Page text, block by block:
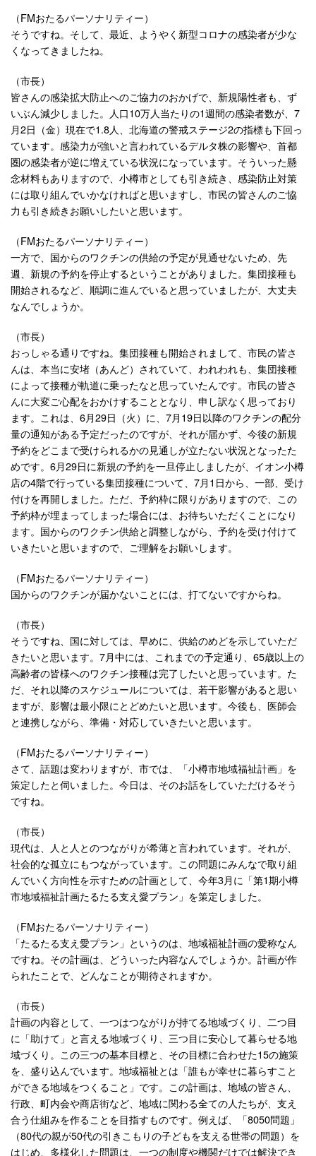
（FMおたるパーソナリティー）
そうですね。そして、最近、ようやく新型コロナの感染者が少な
くなってきましたね。
（市長）
皆さんの感染拡大防止へのご協力のおかげで、新規陽性者も、ず
いぶん減少しました。人口10万人当たりの1週間の感染者数が、7
月2日（金）現在で1.8人、北海道の警戒ステージ2の指標も下回っ
ています。感染力が強いと言われているデルタ株の影響や、首都
圏の感染者が逆に増えている状況になっています。そういった懸
念材料もありますので、小樽市としても引き続き、感染防止対策
には取り組んでいかなければと思いますし、市民の皆さんのご協
力も引き続きお願いしたいと思います。
（FMおたるパーソナリティー）
一方で、国からのワクチンの供給の予定が見通せないため、先
週、新規の予約を停止するということがありました。集団接種も
開始されるなど、順調に進んでいると思っていましたが、大丈夫
なんでしょうか。
（市長）
おっしゃる通りですね。集団接種も開始されまして、市民の皆さ
んは、本当に安堵（あんど）されていて、われわれも、集団接種
によって接種が軌道に乗ったなと思っていたんです。市民の皆さ
んに大変ご心配をおかけすることとなり、申し訳なく思っており
ます。これは、6月29日（火）に、7月19日以降のワクチンの配分
量の通知がある予定だったのですが、それが届かず、今後の新規
予約をどこまで受けられるかの見通しが立たない状況となったた
めです。6月29日に新規の予約を一旦停止しましたが、イオン小樽
店の4階で行っている集団接種について、7月1日から、一部、受け
付けを再開しました。ただ、予約枠に限りがありますので、この
予約枠が埋まってしまった場合には、お待ちいただくことになり
ます。国からのワクチン供給と調整しながら、予約を受け付けて
いきたいと思いますので、ご理解をお願いします。
（FMおたるパーソナリティー）
国からのワクチンが届かないことには、打てないですからね。
（市長）
そうですね、国に対しては、早めに、供給のめどを示していただ
きたいと思います。7月中には、これまでの予定通り、65歳以上の
高齢者の皆様へのワクチン接種は完了したいと思っています。た
だ、それ以降のスケジュールについては、若干影響があると思い
ますが、影響は最小限にとどめたいと思います。今後も、医師会
と連携しながら、準備・対応していきたいと思います。
（FMおたるパーソナリティー）
さて、話題は変わりますが、市では、「小樽市地域福祉計画」を
策定したと伺いました。今日は、そのお話をしていただけるそう
ですね。
（市長）
現代は、人と人とのつながりが希薄と言われています。それが、
社会的な孤立にもつながっています。この問題にみんなで取り組
んでいく方向性を示すための計画として、今年3月に「第1期小樽
市地域福祉計画たるたる支え愛プラン」を策定しました。
（FMおたるパーソナリティー）
「たるたる支え愛プラン」というのは、地域福祉計画の愛称なん
ですね。その計画は、どういった内容なんでしょうか。計画が作
られたことで、どんなことが期待されますか。
（市長）
計画の内容として、一つはつながりが持てる地域づくり、二つ目
に「助けて」と言える地域づくり、三つ目に安心して暮らせる地
域づくり。この三つの基本目標と、その目標に合わせた15の施策
を、盛り込んでいます。地域福祉とは「誰もが幸せに暮らすこと
ができる地域をつくること」です。この計画は、地域の皆さん、
行政、町内会や商店街など、地域に関わる全ての人たちが、支え
合う仕組みを作ることを目指すものです。例えば、「8050問題」
（80代の親が50代の引きこもりの子どもを支える世帯の問題）を
はじめ、多様化した問題は、一つの制度や機関だけでは解決でき